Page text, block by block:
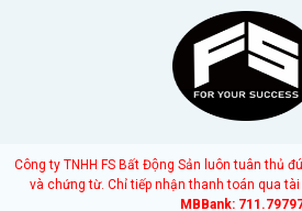
Công ty TNHH FS Bất Động Sản luôn tuân thủ
và chứng từ. Chỉ tiếp nhận thanh toán qua
MBBank: